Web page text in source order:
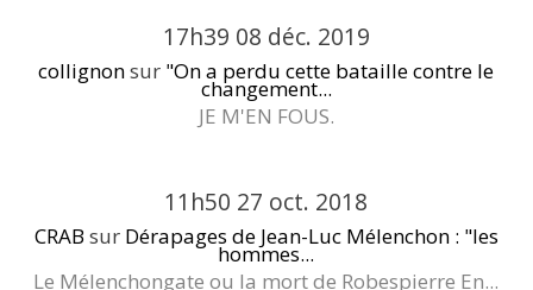
17h39 08 déc. 2019
collignonsur "On a perdu cette bataille contre le
changement...
JE M'EN FOUS.
11h50 27 oct. 2018
CRAB sur Dérapages de Jean-Luc Mélenchon : "les
hommes...
Le Mélenchongate ou la mort de Robespierre En...